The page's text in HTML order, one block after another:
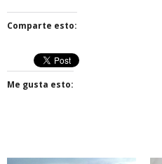
Comparte esto:
Me gusta esto: